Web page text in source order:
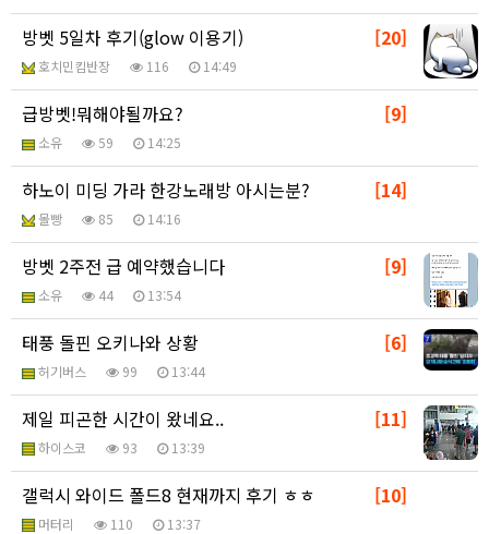
[20]
방벳 5일차 후기(glow 이용기)
호치민킴반장 116 14:49
[9]
급방벳!뭐해야될까요?
소유 59 14:25
[14]
하노이 미딩 가라 한강노래방 아시는분?
몰빵 85 14:16
[9]
방벳 2주전 급 예약했습니다
소유 44 13:54
[6]
태풍 돌핀 오키나와 상황
허기버스 99 13:44
[11]
제일 피곤한 시간이 왔네요..
하이스코 93 13:39
[10]
갤럭시 와이드 폴드8 현재까지 후기 ㅎㅎ
머터리 110 13:37